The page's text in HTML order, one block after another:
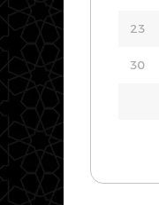
23
30